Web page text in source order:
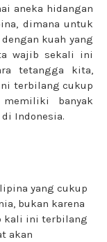
aneka hidangan
dimana untuk
kuah yang
wajib sekali ini
tetangga kita,
terbilang cukup
banyak
Indonesia.
yang cukup
bukan karena
kali ini terbilang
akan